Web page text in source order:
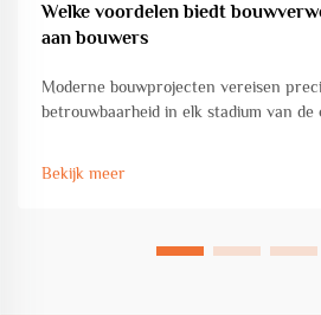
Welke voordelen biedt
aan bouwers
Moderne bouwprojecten vereisen
betrouwbaarheid in elk stadium van de
kosteneffectief en veilig, terwijl ze
Bekijk meer